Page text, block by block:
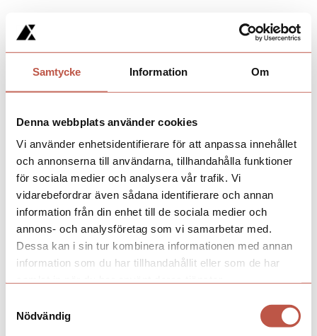
Samtycke Information Om
Denna webbplats använder cookies
Vi använder enhetsidentifierare för att anpassa innehållet
och annonserna till användarna, tillhandahålla funktioner
för sociala medier och analysera vår trafik. Vi
vidarebefordrar även sådana identifierare och annan
information från din enhet till de sociala medier och
annons- och analysföretag som vi samarbetar med.
Dessa kan i sin tur kombinera informationen med annan
information som du har tillhandahållit eller som de har
Nödvändig